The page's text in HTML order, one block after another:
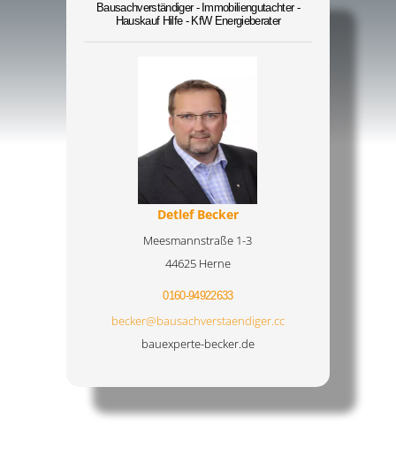
Bausachverständiger - Immobiliengutachter -
Hauskauf Hilfe - KfW Energieberater
Detlef Becker
Meesmannstraße 1-3
44625 Herne
0160-94922633
becker@bausachverstaendiger.cc
bauexperte-becker.de